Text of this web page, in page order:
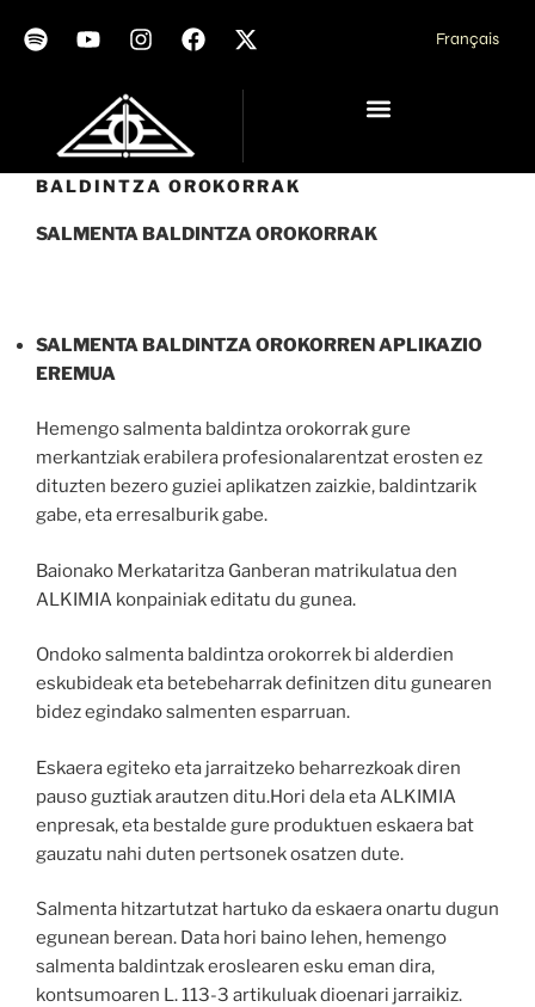
Français
BALDINTZA OROKORRAK
SALMENTA BALDINTZA OROKORRAK
SALMENTA BALDINTZA OROKORREN APLIKAZIO
EREMUA
Hemengo salmenta baldintza orokorrak gure
merkantziak erabilera profesionalarentzat erosten ez
dituzten bezero guziei aplikatzen zaizkie, baldintzarik
gabe, eta erresalburik gabe.
Baionako Merkataritza Ganberan matrikulatua den
ALKIMIA konpainiak editatu du gunea.
Ondoko salmenta baldintza orokorrek bi alderdien
eskubideak eta betebeharrak definitzen ditu gunearen
bidez egindako salmenten esparruan.
Eskaera egiteko eta jarraitzeko beharrezkoak diren
pauso guztiak arautzen ditu.Hori dela eta ALKIMIA
enpresak, eta bestalde gure produktuen eskaera bat
gauzatu nahi duten pertsonek osatzen dute.
Salmenta hitzartutzat hartuko da eskaera onartu dugun
egunean berean. Data hori baino lehen, hemengo
salmenta baldintzak eroslearen esku eman dira,
kontsumoaren L. 113-3 artikuluak dioenari jarraikiz.